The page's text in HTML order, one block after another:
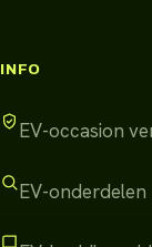
INFO
EV-occasion
EV-onderdelen